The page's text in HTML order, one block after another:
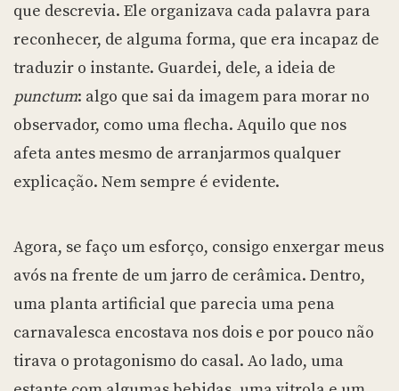
que descrevia. Ele organizava cada palavra para
reconhecer, de alguma forma, que era incapaz de
traduzir o instante. Guardei, dele, a ideia de
punctum: algo que sai da imagem para morar no
observador, como uma flecha. Aquilo que nos
afeta antes mesmo de arranjarmos qualquer
explicação. Nem sempre é evidente.
Agora, se faço um esforço, consigo enxergar meus
avós na frente de um jarro de cerâmica. Dentro,
uma planta artificial que parecia uma pena
carnavalesca encostava nos dois e por pouco não
tirava o protagonismo do casal. Ao lado, uma